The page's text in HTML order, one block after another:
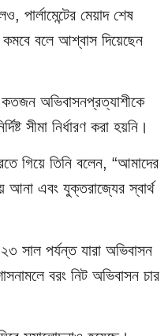
পার্লামেন্টের মেয়াদ শেষ
বলে আশ্বাস দিয়েছেন
কতজন অভিবাসনপ্রত্যাশীকে
সীমা নির্ধারণ করা হয়নি।
গিয়ে তিনি বলেন, “আমাদের
আনা এবং যুক্তরাজ্যের স্বার্থ
সাল পর্যন্ত যারা অভিবাসন
বরং নিট অভিবাসন চার